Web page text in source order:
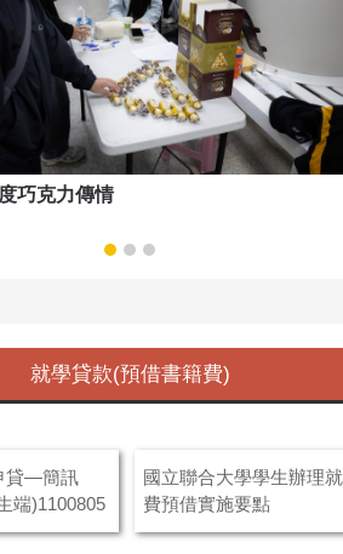
巧克力傳情
就學貸款(預借書籍費)
貸—簡訊
端)1100805
國立聯合大學學生辦理
費預借實施要點